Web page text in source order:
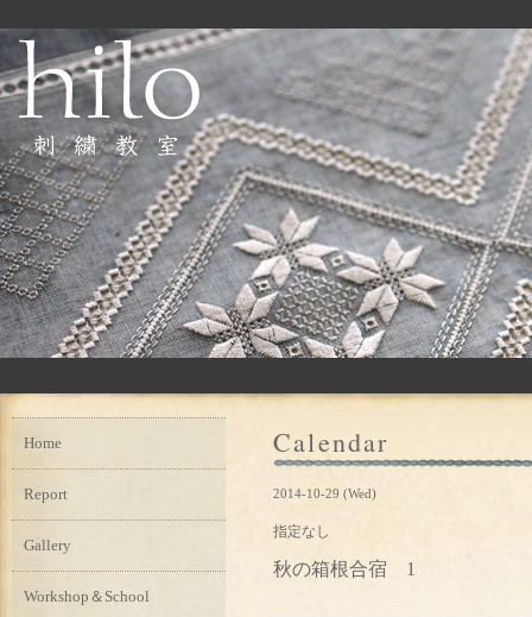
Calendar
2014-10-29 (Wed)
指定なし
秋の箱根合宿 1
Home
Report
Gallery
Workshop＆School